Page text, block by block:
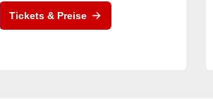
Tickets & Preise